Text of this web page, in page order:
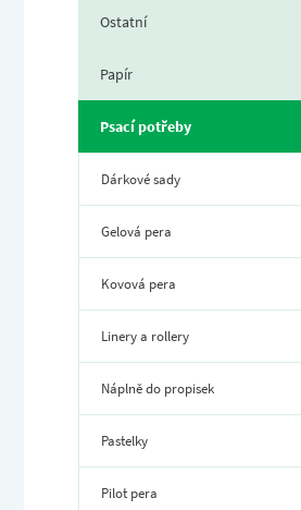
Ostatní
Papír
Psací potřeby
Dárkové sady
Gelová pera
Kovová pera
Linery a rollery
Náplně do propisek
Pastelky
Pilot pera